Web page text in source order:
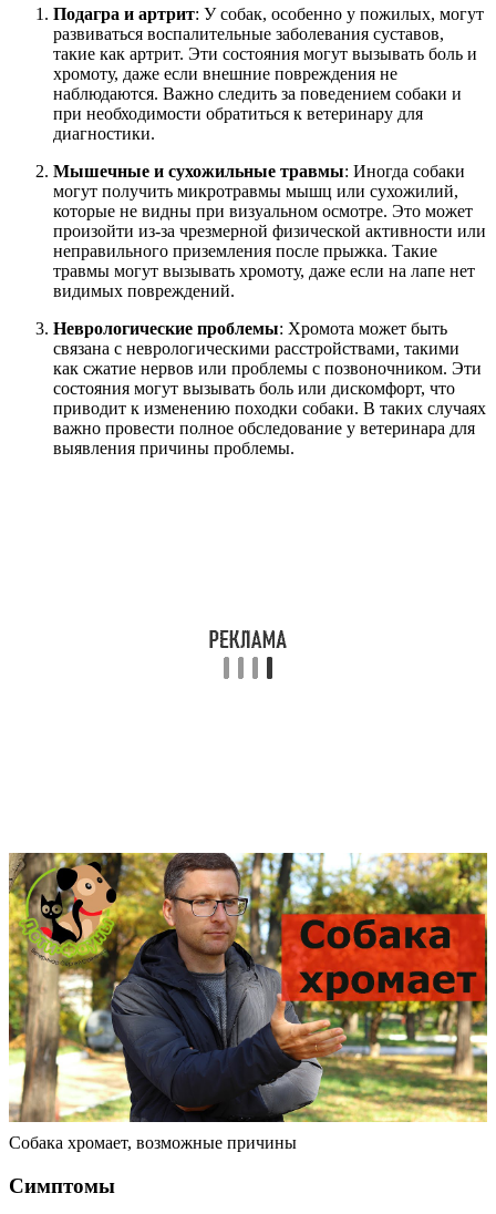
Подагра и артрит: У собак, особенно у пожилых, могут
развиваться воспалительные заболевания суставов,
такие как артрит. Эти состояния могут вызывать боль и
хромоту, даже если внешние повреждения не
наблюдаются. Важно следить за поведением собаки и
при необходимости обратиться к ветеринару для
диагностики.
Мышечные и сухожильные травмы: Иногда собаки
могут получить микротравмы мышц или сухожилий,
которые не видны при визуальном осмотре. Это может
произойти из-за чрезмерной физической активности или
неправильного приземления после прыжка. Такие
травмы могут вызывать хромоту, даже если на лапе нет
видимых повреждений.
Неврологические проблемы: Хромота может быть
связана с неврологическими расстройствами, такими
как сжатие нервов или проблемы с позвоночником. Эти
состояния могут вызывать боль или дискомфорт, что
приводит к изменению походки собаки. В таких случаях
важно провести полное обследование у ветеринара для
выявления причины проблемы.
Собака хромает, возможные причины
Симптомы